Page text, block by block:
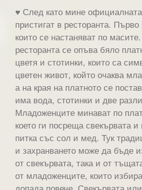
♥ След като мине
пристигат в ресторанта. Първо
които се настаняват по
ресторанта се опъва бяло
цветя и стотинки, които са
цветен живот, който очаква
а на края на платното се
има вода, стотинки и две
Младоженците минават по
което ги посреща свекървата и
питка със сол и мед. Тук
и захранването може да бъде
от свекървата, така и от
от младоженците, които